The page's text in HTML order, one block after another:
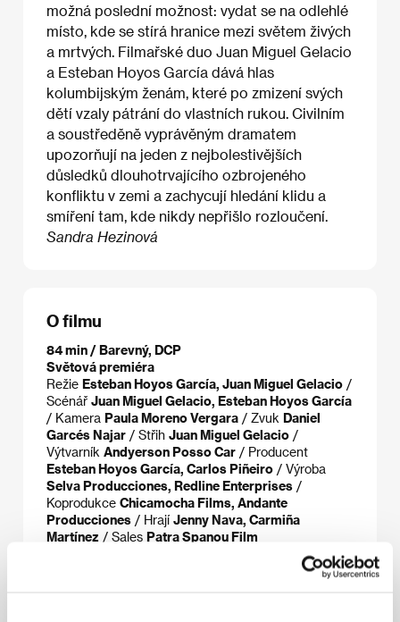
možná poslední možnost: vydat se na odlehlé
místo, kde se stírá hranice mezi světem živých
a mrtvých. Filmařské duo Juan Miguel Gelacio
a Esteban Hoyos García dává hlas
kolumbijským ženám, které po zmizení svých
dětí vzaly pátrání do vlastních rukou. Civilním
a soustředěně vyprávěným dramatem
upozorňují na jeden z nejbolestivějších
důsledků dlouhotrvajícího ozbrojeného
konfliktu v zemi a zachycují hledání klidu a
smíření tam, kde nikdy nepřišlo rozloučení.
Sandra Hezinová
O filmu
84 min / Barevný, DCP
Světová premiéra
Režie Esteban Hoyos García, Juan Miguel Gelacio /
Scénář Juan Miguel Gelacio, Esteban Hoyos García
/ Kamera Paula Moreno Vergara / Zvuk Daniel
Garcés Najar / Střih Juan Miguel Gelacio /
Výtvarník Andyerson Posso Car / Producent
Esteban Hoyos García, Carlos Piñeiro / Výroba
Selva Producciones, Redline Enterprises /
Koprodukce Chicamocha Films, Andante
Producciones / Hrají Jenny Nava, Carmiña
Martínez / Sales Patra Spanou Film